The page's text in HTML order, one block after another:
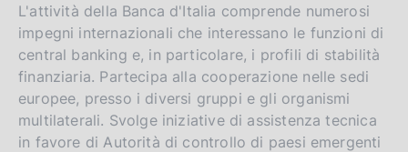
L'attività della Banca d'Italia comprende numerosi
impegni internazionali che interessano le funzioni di
central banking e, in particolare, i profili di stabilità
finanziaria. Partecipa alla cooperazione nelle sedi
europee, presso i diversi gruppi e gli organismi
multilaterali. Svolge iniziative di assistenza tecnica
in favore di Autorità di controllo di paesi emergenti